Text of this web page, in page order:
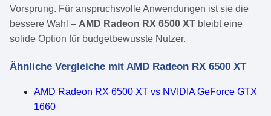
Vorsprung. Für anspruchsvolle Anwendungen ist sie die
bessere Wahl – AMD Radeon RX 6500 XT bleibt eine
solide Option für budgetbewusste Nutzer.
Ähnliche Vergleiche mit AMD Radeon RX 6500 XT
AMD Radeon RX 6500 XT vs NVIDIA GeForce GTX
1660